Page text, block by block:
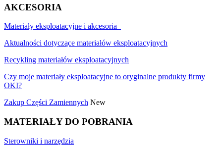
AKCESORIA
Materiały eksploatacyjne i akcesoria
Aktualności dotyczące materiałów eksploatacyjnych
Recykling materiałów eksploatacyjnych
Czy moje materiały eksploatacyjne to oryginalne produkty firmy
OKI?
Zakup Części Zamiennych New
MATERIAŁY DO POBRANIA
Sterowniki i narzędzia